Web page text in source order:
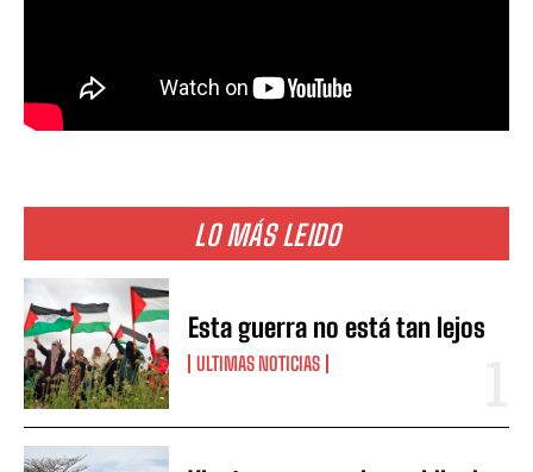
LO MÁS LEIDO
Esta guerra no está tan lejos
ULTIMAS NOTICIAS